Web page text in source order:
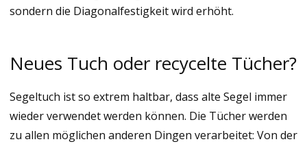
sondern die Diagonalfestigkeit wird erhöht.
Neues Tuch oder recycelte Tücher?
Segeltuch ist so extrem haltbar, dass alte Segel immer
wieder verwendet werden können. Die Tücher werden
zu allen möglichen anderen Dingen verarbeitet: Von der